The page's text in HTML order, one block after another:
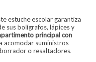
estuche escolar garantiza
sus bolígrafos, lápices y
principal con
acomodar suministros
o resaltadores.